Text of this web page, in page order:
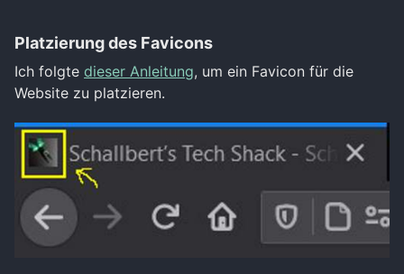
Platzierung des Favicons
Ich folgte dieser Anleitung, um ein Favicon für die
Website zu platzieren.